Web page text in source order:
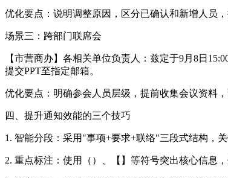
优化要点：说明调整原因，区分已确认和新增人员，
场景三：跨部门联席会
【市营商办】各相关单位负责人：兹定于9月8日
提交PPT至指定邮箱。
优化要点：明确参会人员层级，提前收集会议资料，
四、提升通知效能的三个技巧
1. 智能分段：采用"事项+要求+联络"三段式结构，
2. 重点标注：使用（）、【】等符号突出核心信息